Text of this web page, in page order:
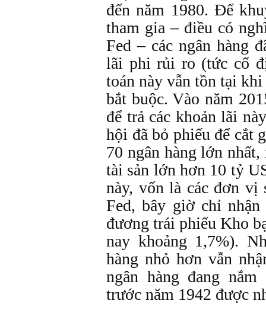
đến năm 1980. Để
tham gia – điều có
Fed – các ngân hàng
lãi phi rủi ro (tức cố
toán này vẫn tồn tại
bắt buộc. Vào năm
để trả các khoản lãi
hội đã bỏ phiếu để cắt
70 ngân hàng lớn
tài sản lớn hơn 10 tỷ
này, vốn là các đơn vị
Fed, bây giờ chỉ
đương trái phiếu Kho
nay khoảng 1,7%).
hàng nhỏ hơn vẫn
ngân hàng đang
trước năm 1942 được